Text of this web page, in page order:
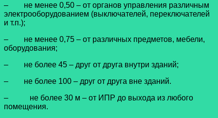
– не менее 0,50 – от органов управления различным
электрооборудованием (выключателей, переключателей
и т.п.);
– не менее 0,75 – от различных предметов, мебели,
оборудования;
– не более 45 – друг от друга внутри зданий;
– не более 100 – друг от друга вне зданий.
– не более 30 м – от ИПР до выхода из любого
помещения.